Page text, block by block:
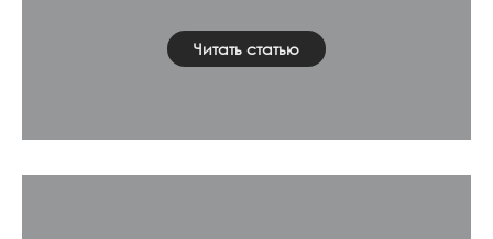
Читать статью